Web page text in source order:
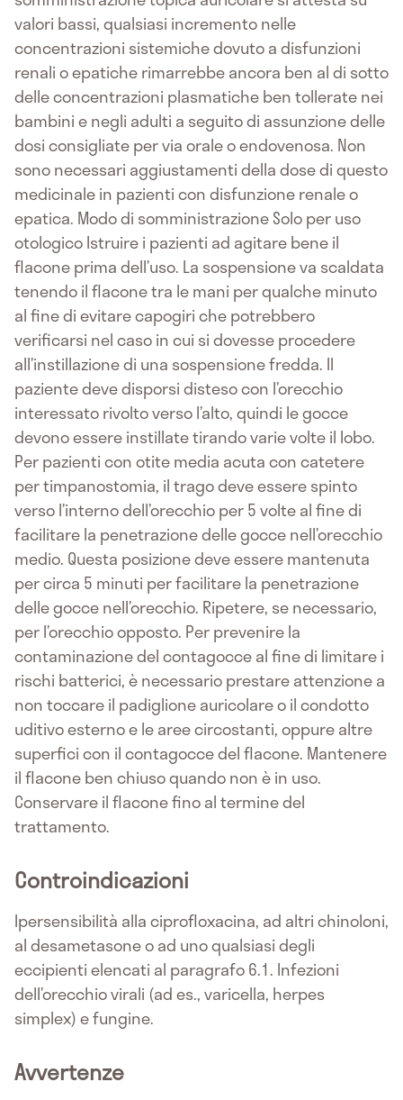
valori bassi, qualsiasi incremento nelle
concentrazioni sistemiche dovuto a disfunzioni
renali o epatiche rimarrebbe ancora ben al di sotto
delle concentrazioni plasmatiche ben tollerate nei
bambini e negli adulti a seguito di assunzione delle
dosi consigliate per via orale o endovenosa. Non
sono necessari aggiustamenti della dose di questo
medicinale in pazienti con disfunzione renale o
epatica. Modo di somministrazione Solo per uso
otologico Istruire i pazienti ad agitare bene il
flacone prima dell’uso. La sospensione va scaldata
tenendo il flacone tra le mani per qualche minuto
al fine di evitare capogiri che potrebbero
verificarsi nel caso in cui si dovesse procedere
all’instillazione di una sospensione fredda. Il
paziente deve disporsi disteso con l’orecchio
interessato rivolto verso l’alto, quindi le gocce
devono essere instillate tirando varie volte il lobo.
Per pazienti con otite media acuta con catetere
per timpanostomia, il trago deve essere spinto
verso l’interno dell’orecchio per 5 volte al fine di
facilitare la penetrazione delle gocce nell’orecchio
medio. Questa posizione deve essere mantenuta
per circa 5 minuti per facilitare la penetrazione
delle gocce nell’orecchio. Ripetere, se necessario,
per l’orecchio opposto. Per prevenire la
contaminazione del contagocce al fine di limitare i
rischi batterici, è necessario prestare attenzione a
non toccare il padiglione auricolare o il condotto
uditivo esterno e le aree circostanti, oppure altre
superfici con il contagocce del flacone. Mantenere
il flacone ben chiuso quando non è in uso.
Conservare il flacone fino al termine del
trattamento.
Controindicazioni
Ipersensibilità alla ciprofloxacina, ad altri chinoloni,
al desametasone o ad uno qualsiasi degli
eccipienti elencati al paragrafo 6.1. Infezioni
dell’orecchio virali (ad es., varicella, herpes
simplex) e fungine.
Avvertenze